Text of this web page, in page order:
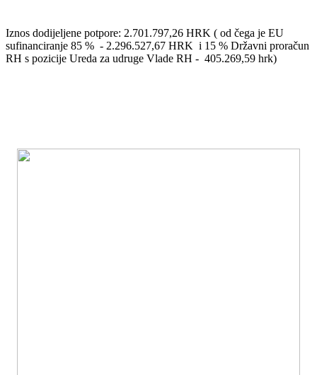
Iznos dodijeljene potpore: 2.701.797,26 HRK ( od čega je EU
sufinanciranje 85 % - 2.296.527,67 HRK i 15 % Državni proračun
RH s pozicije Ureda za udruge Vlade RH - 405.269,59 hrk)